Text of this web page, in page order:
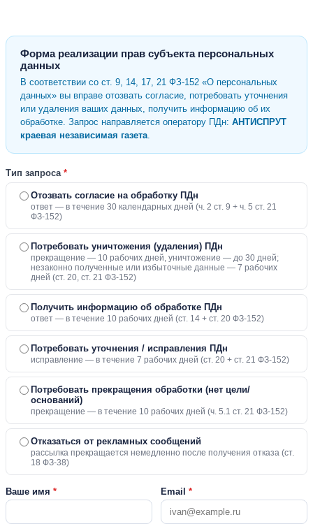
Форма реализации прав субъекта персональных
данных
В соответствии со ст. 9, 14, 17, 21 ФЗ-152 «О персональных
данных» вы вправе отозвать согласие, потребовать уточнения
или удаления ваших данных, получить информацию об их
обработке. Запрос направляется оператору ПДн: АНТИСПРУТ
краевая независимая газета
Тип запроса *
Отозвать согласие на обработку ПДн
ответ — в течение 30 календарных дней (ч. 2 ст. 9 + ч. 5 ст. 21
ФЗ-152)
Потребовать уничтожения (удаления) ПДн
прекращение — 10 рабочих дней, уничтожение — до 30 дней;
незаконно полученные или избыточные данные — 7 рабочих
дней (ст. 20, ст. 21 ФЗ-152)
Получить информацию об обработке ПДн
ответ — в течение 10 рабочих дней (ст. 14 + ст. 20 ФЗ-152)
Потребовать уточнения / исправления ПДн
исправление — в течение 7 рабочих дней (ст. 20 + ст. 21 ФЗ-152)
Потребовать прекращения обработки (нет цели/
оснований)
прекращение — в течение 10 рабочих дней (ч. 5.1 ст. 21 ФЗ-152)
Отказаться от рекламных сообщений
рассылка прекращается немедленно после получения отказа (ст.
18 ФЗ-38)
Ваше имя * Email *